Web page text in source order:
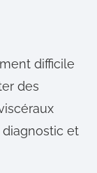
difficile
des
et